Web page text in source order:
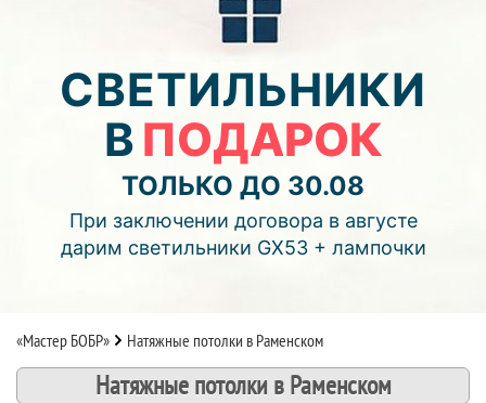
До конца акции:
05 10 04
дней часов мин.
Подробнее об акции >>
Монтаж двухуровнего потолка
с фотопечатью и подсветкой (смотреть видео)
СВЕТИЛЬНИКИ
ВПОДАРОК
ТОЛЬКО ДО 30.08
При заключении договора в августе
дарим светильники GX53 + лампочки
«Мастер БОБР» Натяжные потолки в Раменском
Натяжные потолки в Раменском